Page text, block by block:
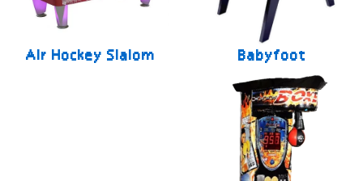
Air Hockey Slalom Babyfoot